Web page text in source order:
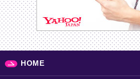
HOME